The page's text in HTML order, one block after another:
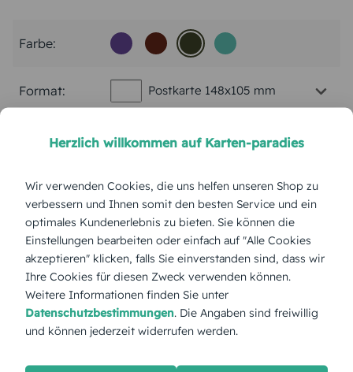
Farbe:
Format: Postkarte 148x105 mm
Papierart: Bilderdruck
Menge:
Stückpreis: 1,55 €
Gesamtpreis: 38,75 € Inkl. MwSt. zzgl. Versand
Herzlich willkommen auf Karten-paradies
Wir verwenden Cookies, die uns helfen unseren Shop zu
verbessern und Ihnen somit den besten Service und ein
optimales Kundenerlebnis zu bieten. Sie können die
Einstellungen bearbeiten oder einfach auf "Alle Cookies
akzeptieren" klicken, falls Sie einverstanden sind, dass wir
Ihre Cookies für diesen Zweck verwenden können.
Weitere Informationen finden Sie unter
Datenschutzbestimmungen. Die Angaben sind freiwillig
und können jederzeit widerrufen werden.